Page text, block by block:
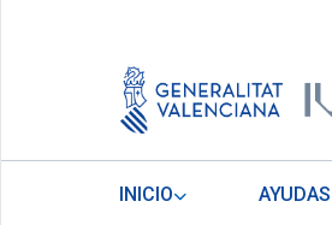
INICIO AYUDAS